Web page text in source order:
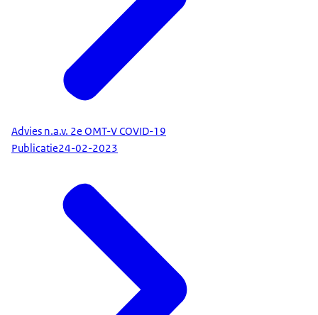
Advies n.a.v. 2e OMT-V COVID-19
Publicatie24-02-2023